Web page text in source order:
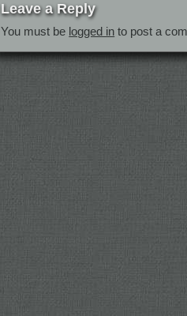
Leave a Reply
You must be logged in to post a